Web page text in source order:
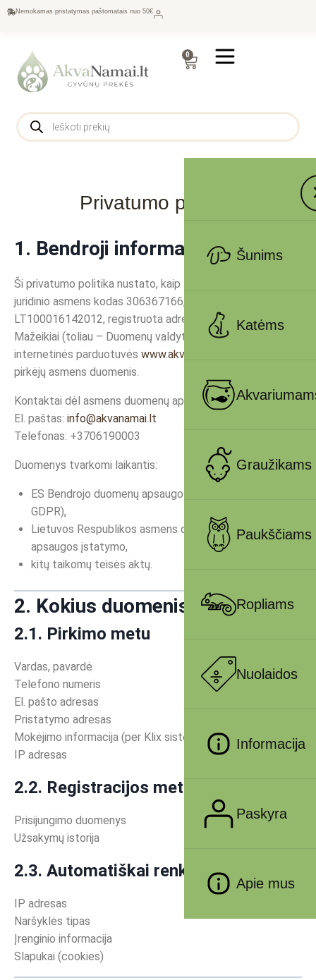
Nemokamas pristatymas paštomatais nuo 50€
0
Šunims
Katėms
Graužikams
Paukščiams
Ropliams
Nuolaidos
Informacija
Paskyra
Apie mus
Privatumo politika
1. Bendroji informacija
Ši privatumo politika nustato, kaip MB „AKVANAMAI“,
juridinio asmens kodas 306367166, PVM kodas
LT100016142012, registruota adresu Ventos g. 49,
Mažeikiai (toliau – Duomenų valdytojas), tvarko
internetinės parduotuvės www.akvanamai.com
pirkėjų asmens duomenis.
Kontaktai dėl asmens duomenų apsaugos:
El. paštas: info@akvanamai.lt
Telefonas: +3706190003
Duomenys tvarkomi laikantis:
ES Bendrojo duomenų apsaugos reglamento (BDAR /
GDPR),
Lietuvos Respublikos asmens duomenų teisinės
apsaugos įstatymo,
kitų taikomų teisės aktų.
2. Kokius duomenis renkame
2.1. Pirkimo metu
Vardas, pavardė
Telefono numeris
El. pašto adresas
Pristatymo adresas
Mokėjimo informacija (per Klix sistemą)
IP adresas
2.2. Registracijos metu (jei taikoma)
Prisijungimo duomenys
Užsakymų istorija
2.3. Automatiškai renkami duomenys
IP adresas
Naršyklės tipas
Įrenginio informacija
Slapukai (cookies)